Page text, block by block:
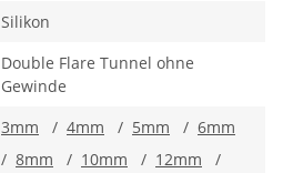
Silikon
Double Flare Tunnel ohne
Gewinde
3mm
/ 4mm / 5mm / 6mm
/ 8mm / 10mm / 12mm /